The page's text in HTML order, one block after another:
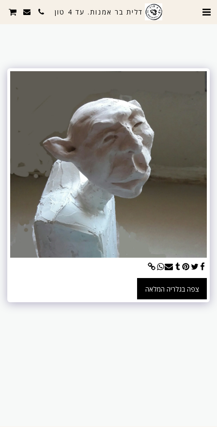
דלית בר אמנות. עד 4 טון
צפה בגלריה המלאה